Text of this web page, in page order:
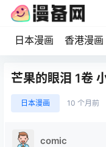
日本漫画 香港漫画
芒果的眼泪 1卷
日本漫画 10 个月前
comic